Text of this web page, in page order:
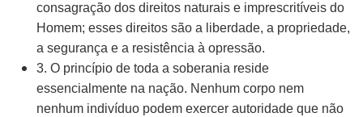
consagração dos direitos naturais e imprescritíveis do
Homem; esses direitos são a liberdade, a propriedade,
a segurança e a resistência à opressão.
3. O princípio de toda a soberania reside
essencialmente na nação. Nenhum corpo nem
nenhum indivíduo podem exercer autoridade que não